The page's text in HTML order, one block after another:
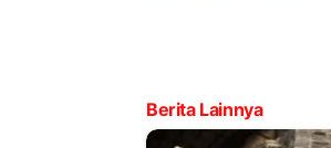
Berita Lainnya